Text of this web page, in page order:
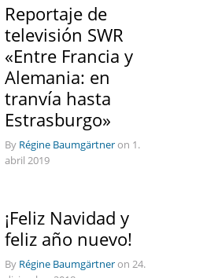
Reportaje de
televisión SWR
«Entre Francia y
Alemania: en
tranvía hasta
Estrasburgo»
By Régine Baumgärtneron 1.
abril 2019
¡Feliz Navidad y
feliz año nuevo!
By Régine Baumgärtneron 24.